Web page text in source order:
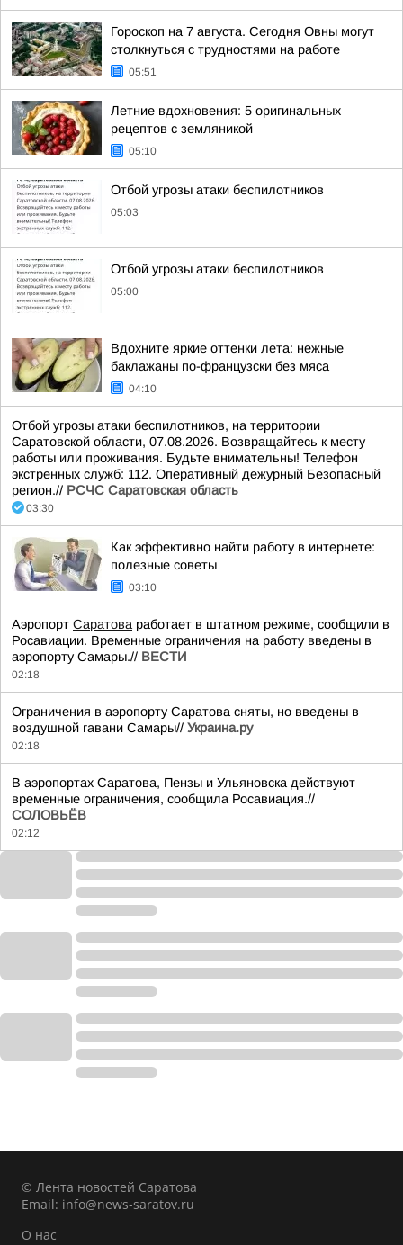
Гороскоп на 7 августа. Сегодня Овны могут
столкнуться с трудностями на работе
05:51
Летние вдохновения: 5 оригинальных
рецептов с земляникой
05:10
Отбой угрозы атаки беспилотников
05:03
Отбой угрозы атаки беспилотников
05:00
Вдохните яркие оттенки лета: нежные
баклажаны по-французски без мяса
04:10
Отбой угрозы атаки беспилотников, на территории
Саратовской области, 07.08.2026. Возвращайтесь к месту
работы или проживания. Будьте внимательны! Телефон
экстренных служб: 112. Оперативный дежурный Безопасный
регион.// РСЧС Саратовская область
03:30
Как эффективно найти работу в интернете:
полезные советы
03:10
Аэропорт Саратова работает в штатном режиме, сообщили в
Росавиации. Временные ограничения на работу введены в
аэропорту Самары.// ВЕСТИ
02:18
Ограничения в аэропорту Саратова сняты, но введены в
воздушной гавани Самары// Украина.ру
02:18
В аэропортах Саратова, Пензы и Ульяновска действуют
временные ограничения, сообщила Росавиация.//
СОЛОВЬЁВ
02:12
© Лента новостей Саратова
Email: info@news-saratov.ru
О нас